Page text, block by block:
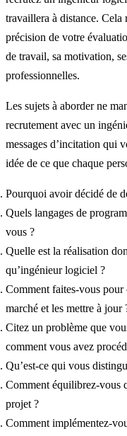
travaillera à distance. Cela
précision de votre
de travail, sa motivation,
professionnelles.
Les sujets à aborder ne
recrutement avec un
messages d’incitation qui
idée de ce que chaque
Pourquoi avoir décidé de
Quels langages de
vous ?
Quelle est la réalisation
qu’ingénieur logiciel ?
Comment faites-vous pour
marché et les mettre à jour
Citez un problème que
comment vous avez
Qu’est-ce qui vous
Comment équilibrez-vous
projet ?
Comment implémentez-